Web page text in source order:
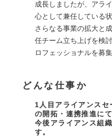
成長しましたが、アラ
心として兼任している状
さらなる事業の拡大と
任チーム立ち上げを検
ロフェッショナルを募
どんな仕事か
1人目アライアンス
の開拓・連携推進に
今後アライアンス組
す。